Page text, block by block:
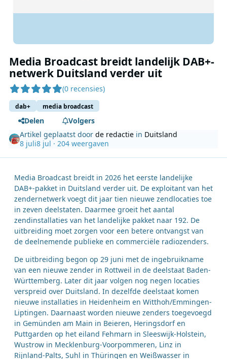
Media Broadcast breidt landelijk DAB+-
netwerk Duitsland verder uit
(0 recensies)
dab+ media broadcast
Delen
Volgers
Artikel geplaatst doorde redactie in Duitsland
8 juli8 jul · 204 weergaven
Media Broadcast breidt in 2026 het eerste landelijke
DAB+-pakket in Duitsland verder uit. De exploitant van het
zendernetwerk voegt dit jaar tien nieuwe zendlocaties toe
in zeven deelstaten. Daarmee groeit het aantal
zendinstallaties van het landelijke pakket naar 192. De
uitbreiding moet zorgen voor een betere ontvangst van
de deelnemende publieke en commerciële radiozenders.
De uitbreiding begon op 29 juni met de ingebruikname
van een nieuwe zender in Rottweil in de deelstaat Baden-
Württemberg. Later dit jaar volgen nog negen locaties
verspreid over Duitsland. In dezelfde deelstaat komen
nieuwe installaties in Heidenheim en Witthoh/Emmingen-
Liptingen. Daarnaast worden nieuwe zenders toegevoegd
in Gemünden am Main in Beieren, Heringsdorf en
Puttgarden op het eiland Fehmarn in Sleeswijk-Holstein,
Wustrow in Mecklenburg-Voorpommeren, Linz in
Rijnland-Palts, Suhl in Thüringen en Weißwasser in